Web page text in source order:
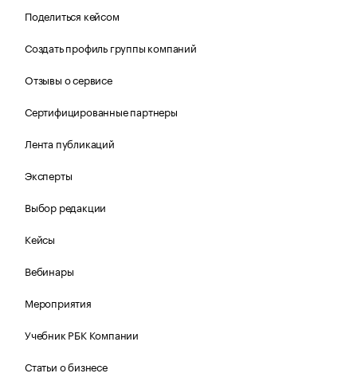
Поделиться кейсом
Создать профиль группы компаний
Отзывы о сервисе
Сертифицированные партнеры
Лента публикаций
Эксперты
Выбор редакции
Кейсы
Вебинары
Мероприятия
Учебник РБК Компании
Статьи о бизнесе